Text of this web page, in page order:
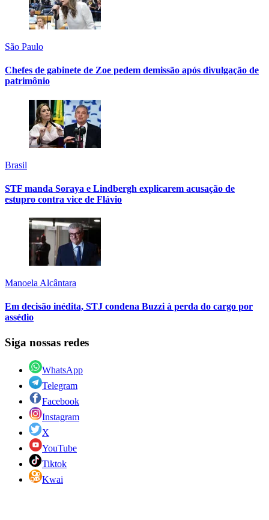
São Paulo
Chefes de gabinete de Zoe pedem demissão após divulgação de
patrimônio
Brasil
STF manda Soraya e Lindbergh explicarem acusação de
estupro contra vice de Flávio
Manoela Alcântara
Em decisão inédita, STJ condena Buzzi à perda do cargo por
assédio
Siga nossas redes
WhatsApp
Telegram
Facebook
Instagram
X
YouTube
Tiktok
Kwai